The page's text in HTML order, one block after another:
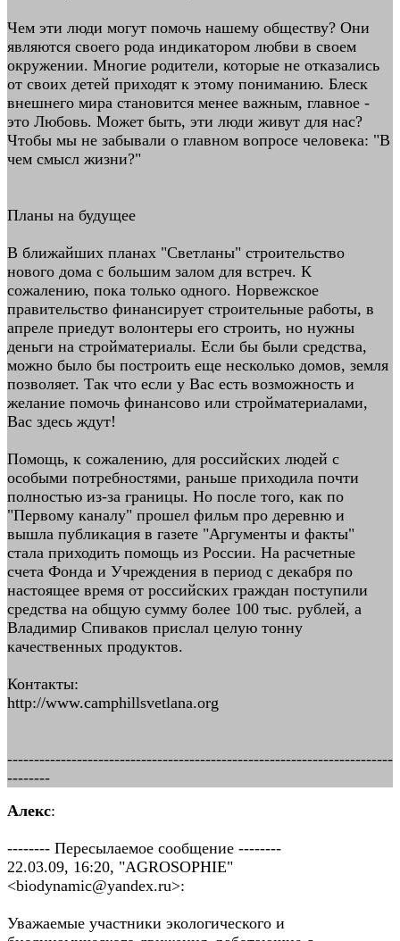
Чем эти люди могут помочь нашему обществу? Они
являются своего рода индикатором любви в своем
окружении. Многие родители, которые не отказались
от своих детей приходят к этому пониманию. Блеск
внешнего мира становится менее важным, главное -
это Любовь. Может быть, эти люди живут для нас?
Чтобы мы не забывали о главном вопросе человека: "В
чем смысл жизни?"
Планы на будущее
В ближайших планах "Светланы" строительство
нового дома с большим залом для встреч. К
сожалению, пока только одного. Норвежское
правительство финансирует строительные работы, в
апреле приедут волонтеры его строить, но нужны
деньги на стройматериалы. Если бы были средства,
можно было бы построить еще несколько домов, земля
позволяет. Так что если у Вас есть возможность и
желание помочь финансово или стройматериалами,
Вас здесь ждут!
Помощь, к сожалению, для российских людей с
особыми потребностями, раньше приходила почти
полностью из-за границы. Но после того, как по
"Первому каналу" прошел фильм про деревню и
вышла публикация в газете "Аргументы и факты"
стала приходить помощь из России. На расчетные
счета Фонда и Учреждения в период с декабря по
настоящее время от российских граждан поступили
средства на общую сумму более 100 тыс. рублей, а
Владимир Спиваков прислал целую тонну
качественных продуктов.
Контакты:
http://www.camphillsvetlana.org
------------------------------------------------------------------------
--------
Алекс:
-------- Пересылаемое сообщение --------
22.03.09, 16:20, "AGROSOPHIE"
<biodynamic@yandex.ru>:
Уважаемые участники экологического и